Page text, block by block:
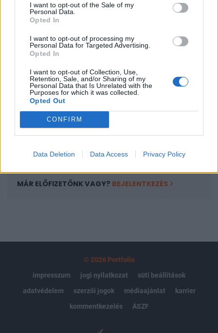
I want to opt-out of the Sale of my
Personal Data.
Opted In
I want to opt-out of processing my
Personal Data for Targeted Advertising.
Opted In
I want to opt-out of Collection, Use,
Retention, Sale, and/or Sharing of my
Personal Data that Is Unrelated with the
Purposes for which it was collected.
Opted Out
CONFIRM
Data Deletion Data Access Privacy Policy
A keresett cikk a portfolio.hu hírarchívumához
tartozik, melynek olvasása előfizetéses
regisztrációhoz kötött.
Az előfizetés a következőket tartalmazza:
Portfolio.hu teljes cikkarchívum
Kötéslisták: BÉT elmúlt 2 év napon belüli
kötéslistái
MÁR ELŐFIZETŐNK VAGY? BEJELENTKEZÉS
© 2026 Portfolio
impresszum
jogi nyilatkozat
süti beállítások
adatvédelem
szerzői jogok médiaajánlat
karrier
kommentkezelés
ÁSZF